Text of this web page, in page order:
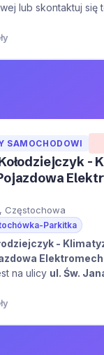
lub skontaktuj się
SAMOCHODOWI
-
Częstochowa
Parkitka
-
na ulicy ul. Św.
więcej informacji